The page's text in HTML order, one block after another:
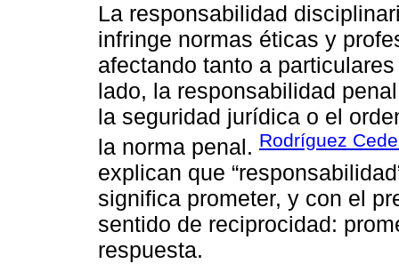
La responsabilidad
infringe normas éticas y
afectando tanto a
lado, la responsabilidad
la seguridad jurídica o el
la norma penal. Rodríguez
explican que
significa prometer, y con el
sentido de reciprocidad:
respuesta.